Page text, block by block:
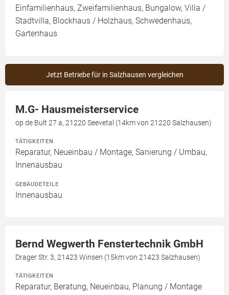
Einfamilienhaus, Zweifamilienhaus, Bungalow, Villa /
Stadtvilla, Blockhaus / Holzhaus, Schwedenhaus,
Gartenhaus
Jetzt Betriebe für in Salzhausen vergleichen
M.G- Hausmeisterservice
op de Bult 27 a, 21220 Seevetal (14km von 21220 Salzhausen)
TÄTIGKEITEN
Reparatur, Neueinbau / Montage, Sanierung / Umbau,
Innenausbau
GEBÄUDETEILE
Innenausbau
Bernd Wegwerth Fenstertechnik GmbH
Drager Str. 3, 21423 Winsen (15km von 21423 Salzhausen)
TÄTIGKEITEN
Reparatur, Beratung, Neueinbau, Planung / Montage